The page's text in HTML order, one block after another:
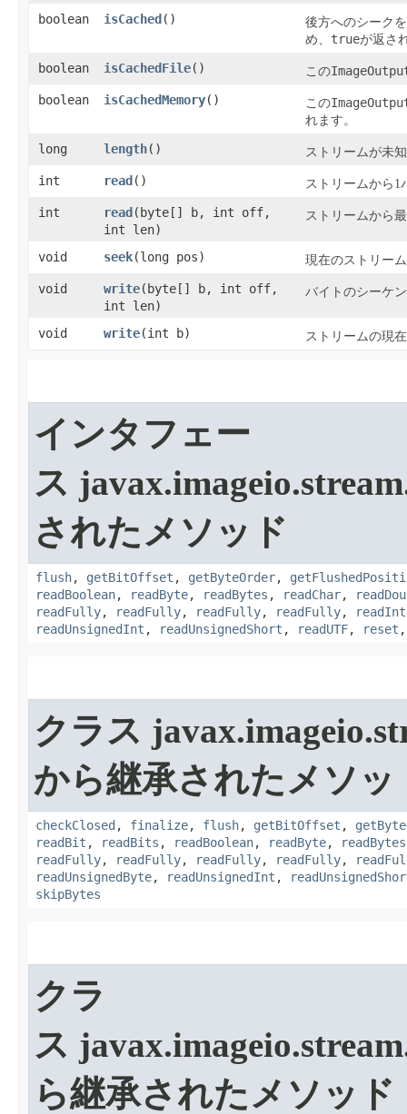
boolean isCached ​()
後方へのシーク
め、 trueが返さ
boolean isCachedFile​() この
boolean
isCachedMemory​() この
れます。
long length​() ストリームが未
int read ​() ストリームから1
int read ​(byte[] b, int off,
int len)
ストリームから
void seek​(long pos) 現在のストリー
void write​(byte[] b, int off,
int len)
バイトのシーケ
void write​(int b) ストリームの現
インタフェー
ス
されたメソッド
flush, getBitOffset , getByteOrder,
readBoolean, readByte, readBytes , readChar,
readFully, readFully, readFully, readFully, readInt
readUnsignedInt , readUnsignedShort , readUTF, reset
クラス
から継承されたメソッ
checkClosed , finalize, flush, getBitOffset ,
readBit , readBits , readBoolean, readByte, readBytes
readFully, readFully, readFully, readFully,
readUnsignedByte, readUnsignedInt ,
skipBytes
クラ
ス
ら継承されたメソッド